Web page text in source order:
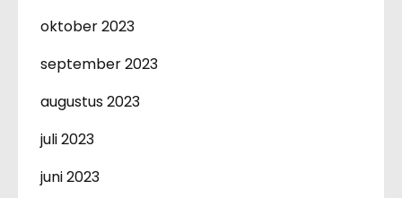
oktober 2023
september 2023
augustus 2023
juli 2023
juni 2023